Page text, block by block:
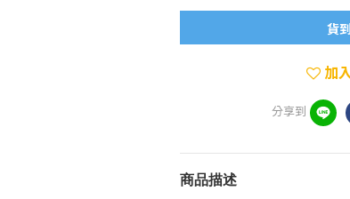
貨
加
分享到
商品描述